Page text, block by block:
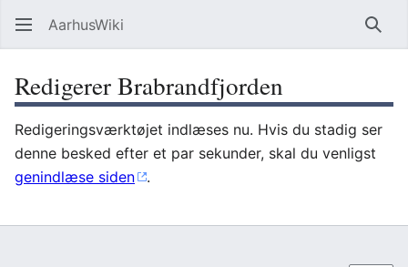
AarhusWiki Søg
Redigerer Brabrandfjorden
Redigeringsværktøjet indlæses nu. Hvis du stadig ser
denne besked efter et par sekunder, skal du venligst
genindlæse siden
.